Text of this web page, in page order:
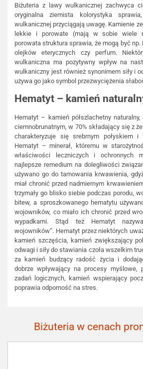
Biżuteria z lawy wulkanicznej zachwyca
oryginalna ziemista kolorystyka
wulkanicznej przyciągają uwagę. Kamienie
lekkie i porowate (mają w sobie wiele
porowata struktura sprawia, że mogą być
olejków eterycznych czy perfum.
wulkaniczna ma pozytywny wpływ na
wulkaniczny jest również synonimem siły i
używa go jako symbol przezwyciężenia
Hematyt – kamień
Hematyt – kamień półszlachetny
ciemnobrunatnym, w 70% składający się z
charakteryzuje się srebrnym połyskiem i
Hematyt – minerał, któremu w
właściwości leczniczych i ochronnych
najlepsze remedium na dolegliwości
używano go do tamowania krwawienia,
miał chronić przed nadmiernym
trzymały go blisko siebie podczas porodu,
bitew, a sproszkowanego hematytu
wojowników, co miało ich chronić przed
wypadkami. Stąd też Hematyt
wojowników”. Hematyt przez niektórych
kamień szczęścia, kamień zwiększający
odwagi i siły do stawiania czoła wszelkim
za kamień budzący radość życia i
dobrze wpływający na procesy myślowe,
zadań logicznych, kamień wspierający
poprawia odporność na stres.
Biżuteria w cenach